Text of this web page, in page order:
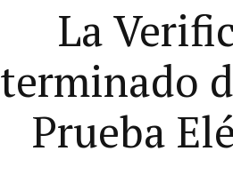
La
terminado
Prueba